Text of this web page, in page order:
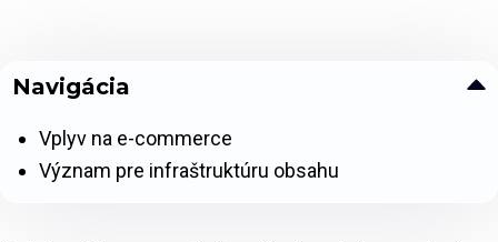
Navigácia
Vplyv na e-commerce
Význam pre infraštruktúru obsahu